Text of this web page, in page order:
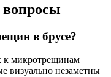
в брусе?
к микротрещинам
визуально незаметны